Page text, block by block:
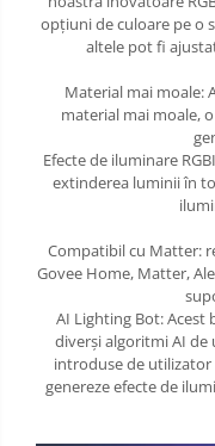
opțiuni de culoare pe o
altele pot fi
Material mai moale:
material mai moale,
Efecte de iluminare
extinderea luminii în
Compatibil cu Matter:
Govee Home, Matter,
AI Lighting Bot: Acest
diverși algoritmi AI de
introduse de utilizator
genereze efecte de